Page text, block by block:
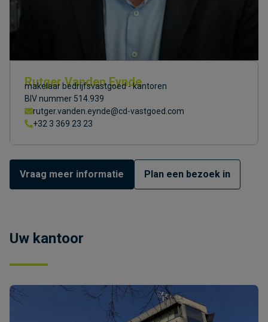
Rutger Vanden Eynde
makelaar bedrijfsvastgoed - kantoren
BIV nummer 514.939
rutger.vanden.eynde@cd-vastgoed.com
+32 3 369 23 23
Vraag meer informatie Plan een bezoek in
Uw kantoor